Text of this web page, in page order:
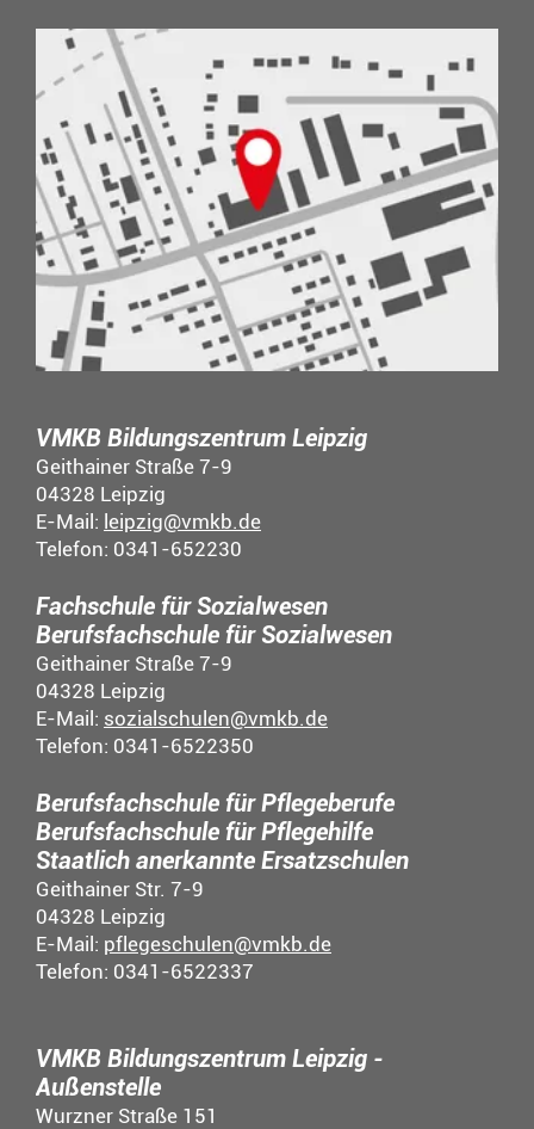
VMKB Bildungszentrum Leipzig
Geithainer Straße 7-9
04328 Leipzig
E-Mail: leipzig@vmkb.de
Telefon: 0341-652230
Fachschule für Sozialwesen
Berufsfachschule für Sozialwesen
Geithainer Straße 7-9
04328 Leipzig
E-Mail: sozialschulen@vmkb.de
Telefon: 0341-6522350
Berufsfachschule für Pflegeberufe
Berufsfachschule für Pflegehilfe
Staatlich anerkannte Ersatzschulen
Geithainer Str. 7-9
04328 Leipzig
E-Mail: pflegeschulen@vmkb.de
Telefon: 0341-6522337
VMKB Bildungszentrum Leipzig -
Außenstelle
Wurzner Straße 151